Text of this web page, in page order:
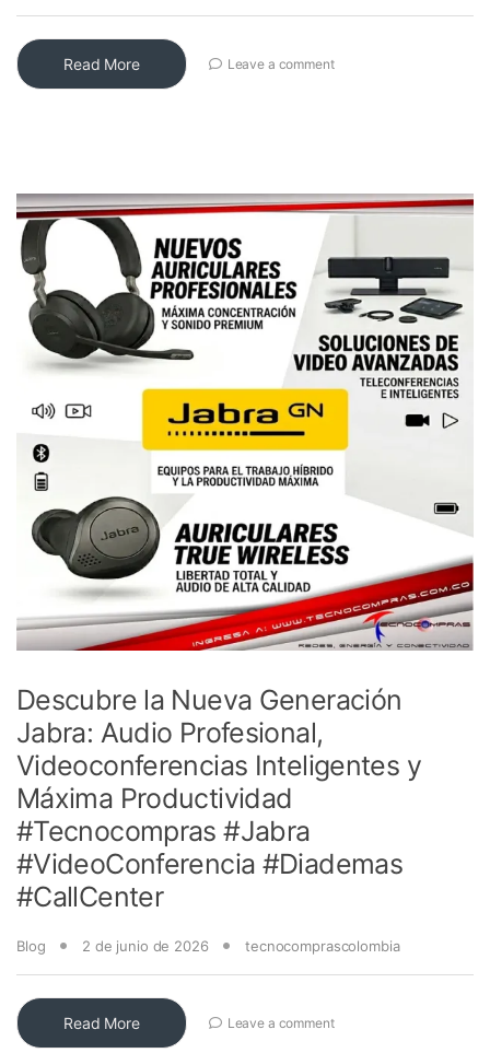
Read More Leave a comment
Descubre la Nueva Generación
Jabra: Audio Profesional,
Videoconferencias Inteligentes y
Máxima Productividad
#Tecnocompras #Jabra
#VideoConferencia #Diademas
#CallCenter
Blog 2 de junio de 2026 tecnocomprascolombia
Read More Leave a comment